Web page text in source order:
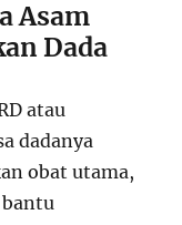
Asam
Dada
atau
dadanya
obat utama,